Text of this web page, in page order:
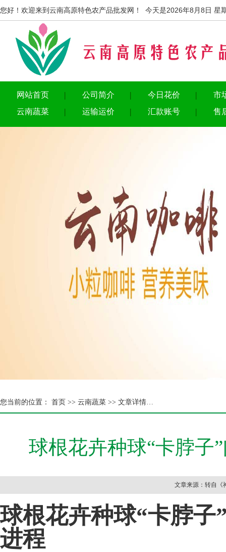
您好！欢迎来到云南高原特色农产品批发网！ 今天是2026年8月8日 星
网站首页 公司简介 今日花价
市
云南蔬菜
运输运价 汇款账号 售
您当前的位置： 首页 >> 云南蔬菜 >> 文章详情…
球根花卉种球“卡脖子
文章来源：转自《
球根花卉种球“卡脖
进程